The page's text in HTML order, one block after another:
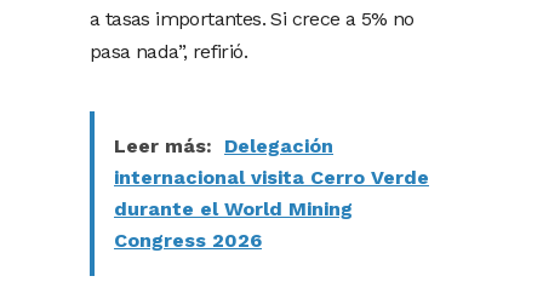
a tasas importantes. Si crece a 5% no
pasa nada”, refirió.
Leer más:
Delegación
internacional visita Cerro Verde
durante el World Mining
Congress 2026